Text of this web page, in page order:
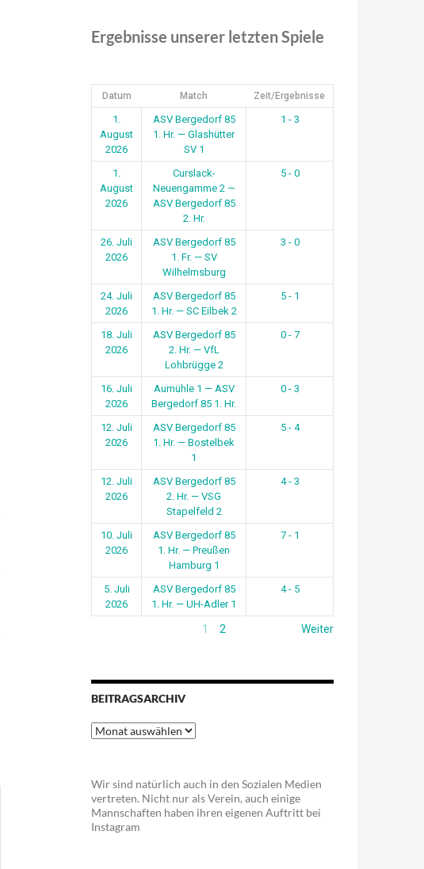
Ergebnisse unserer letzten Spiele
Datum Match Zeit/Ergebnisse
1.
August
2026
ASV Bergedorf 85
1. Hr. — Glashütter
SV 1
1 - 3
1.
August
2026
Curslack-
Neuengamme 2 —
ASV Bergedorf 85
2. Hr.
5 - 0
26. Juli
2026
ASV Bergedorf 85
1. Fr. — SV
Wilhelmsburg
3 - 0
24. Juli
2026
ASV Bergedorf 85
1. Hr. — SC Eilbek 2
5 - 1
18. Juli
2026
ASV Bergedorf 85
2. Hr. — VfL
Lohbrügge 2
0 - 7
16. Juli
2026
Aumühle 1 — ASV
Bergedorf 85 1. Hr.
0 - 3
12. Juli
2026
ASV Bergedorf 85
1. Hr. — Bostelbek
1
5 - 4
12. Juli
2026
ASV Bergedorf 85
2. Hr. — VSG
Stapelfeld 2
4 - 3
10. Juli
2026
ASV Bergedorf 85
1. Hr. — Preußen
Hamburg 1
7 - 1
5. Juli
2026
ASV Bergedorf 85
1. Hr. — UH-Adler 1
4 - 5
1 2 Weiter
BEITRAGSARCHIV
Beitragsarchiv
Wir sind natürlich auch in den Sozialen Medien
vertreten. Nicht nur als Verein, auch einige
Mannschaften haben ihren eigenen Auftritt bei
Instagram